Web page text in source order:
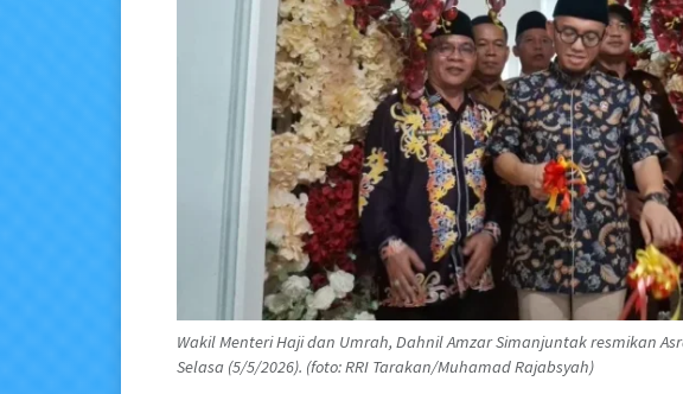
Wakil Menteri Haji dan Umrah, Dahnil Amzar Simanjuntak resmikan
Selasa (5/5/2026). (foto: RRI Tarakan/Muhamad Rajabsyah)